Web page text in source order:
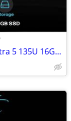
Dell Latitude 5450 Laptop Intel Core Ultra 5 135U 16GB DDR5 RAM 256GB